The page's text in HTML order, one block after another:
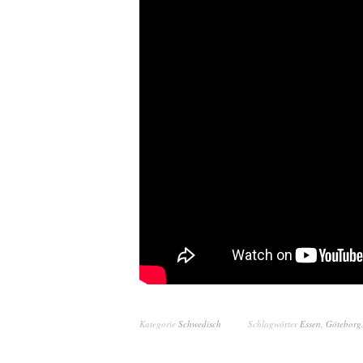
Kategorie Schwedisch SchlagwörterEssen, Göteborg,